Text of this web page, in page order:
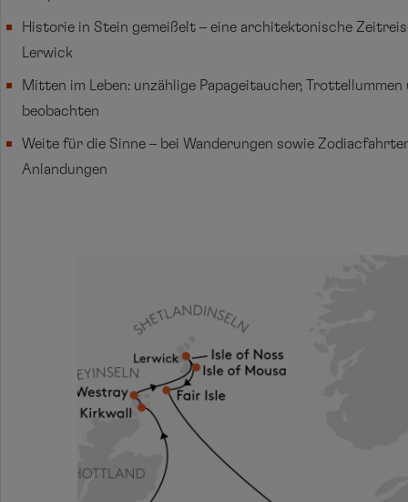
Historie in Stein gemeißelt – eine architektonische
Lerwick
Mitten im Leben: unzählige Papageitaucher, Trottellummen
beobachten
Weite für die Sinne – bei Wanderungen sowie
Anlandungen